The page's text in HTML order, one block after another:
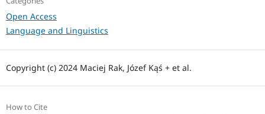
Open Access
Language and Linguistics
Copyright (c) 2024 Maciej Rak, Józef Kąś + et al.
How to Cite